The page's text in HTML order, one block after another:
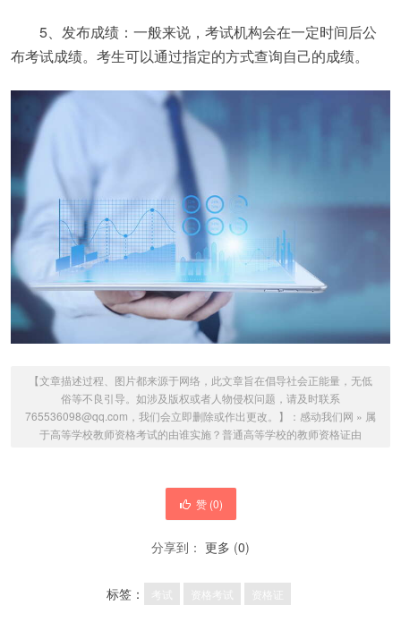
5、发布成绩：一般来说，考试机构会在一定时间后公
布考试成绩。考生可以通过指定的方式查询自己的成绩。
【文章描述过程、图片都来源于网络，此文章旨在倡导社会正能量，无低
俗等不良引导。如涉及版权或者人物侵权问题，请及时联系
765536098@qq.com，我们会立即删除或作出更改。】： 感动我们网 » 属
于高等学校教师资格考试的由谁实施？普通高等学校的教师资格证由
赞 (0)
分享到： 更多 (0)
标签： 考试 资格考试 资格证